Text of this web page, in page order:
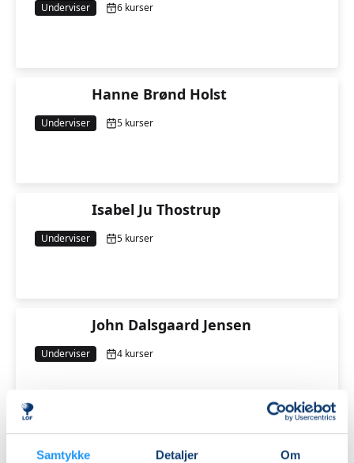
Samtykke Detaljer Om
Underviser 6 kurser
Hanne Brønd Holst
Underviser 5 kurser
Isabel Ju Thostrup
Underviser 5 kurser
John Dalsgaard Jensen
Underviser 4 kurser
Jonas Jæger Jensen